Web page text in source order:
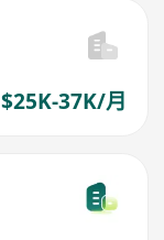
$25K-37K/月